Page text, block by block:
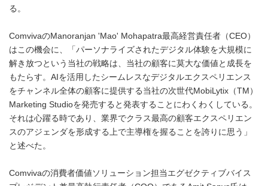
る。
ComvivaのManoranjan 'Mao' Mohapatra最高経営責任者（CEO）
はこの機会に、「パーソナライズされたデジタル体験を大規模に
解き放つという当社の戦略は、当社の顧客に莫大な価値と成長を
もたらす。AIを活用したシームレスなデジタルエクスペリエンス
をチャンネル全体の顧客に提供する当社の次世代MobiLytix（TM）
Marketing Studioを発売すると発表することにわくわくしている。
それは心躍る時であり、業界でクラス最高の顧客エクスペリエン
スのアジェンダを形成する上で主導権を握ることを誇りに思う」
と述べた。
Comvivaの消費者価値ソリューション担当エグゼクティブバイス